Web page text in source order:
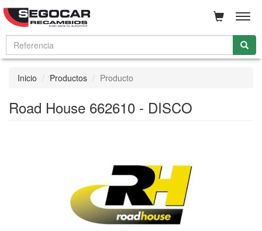
Inicio Productos Producto
Road House 662610 - DISCO